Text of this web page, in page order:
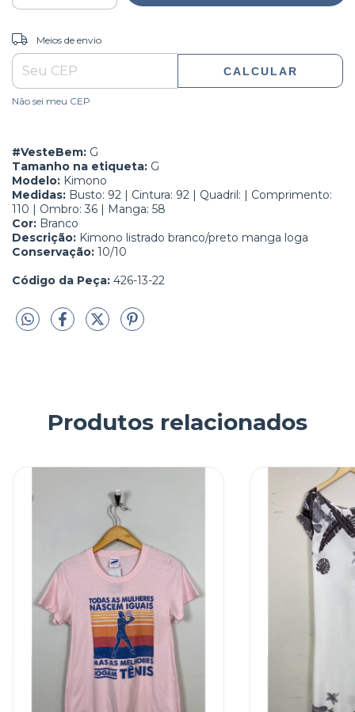
Entregas para o CEP:
Meios de envio
CALCULAR
Não sei meu CEP
#VesteBem: G
Tamanho na etiqueta: G
Modelo: Kimono
Medidas: Busto: 92 | Cintura: 92 | Quadril: | Comprimento:
110 | Ombro: 36 | Manga: 58
Cor: Branco
Descrição: Kimono listrado branco/preto manga loga
Conservação: 10/10
Código da Peça: 426-13-22
Produtos relacionados